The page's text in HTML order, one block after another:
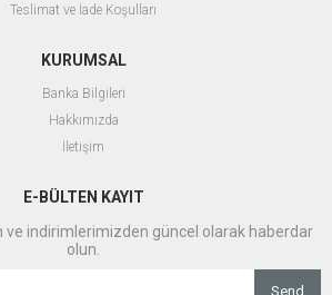
Teslimat ve İade Koşulları
KURUMSAL
Banka Bilgileri
Hakkımızda
İletişim
E-BÜLTEN KAYIT
ve indirimlerimizden güncel olarak haberdar
olun.
Send